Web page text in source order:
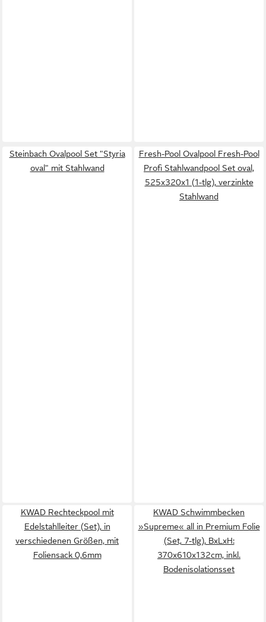
Steinbach Ovalpool Set "Styria
oval" mit Stahlwand
Fresh-Pool Ovalpool Fresh-Pool
Profi Stahlwandpool Set oval,
525x320x1 (1-tlg), verzinkte
Stahlwand
KWAD Rechteckpool mit
Edelstahlleiter (Set), in
verschiedenen Größen, mit
Foliensack 0,6mm
KWAD Schwimmbecken
»Supreme« all in Premium Folie
(Set, 7-tlg), BxLxH:
370x610x132cm, inkl.
Bodenisolationsset